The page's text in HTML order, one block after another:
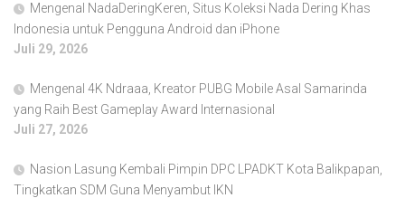
Mengenal NadaDeringKeren, Situs Koleksi Nada Dering Khas
Indonesia untuk Pengguna Android dan iPhone
Juli 29, 2026
Mengenal 4K Ndraaa, Kreator PUBG Mobile Asal Samarinda
yang Raih Best Gameplay Award Internasional
Juli 27, 2026
Nasion Lasung Kembali Pimpin DPC LPADKT Kota Balikpapan,
Tingkatkan SDM Guna Menyambut IKN